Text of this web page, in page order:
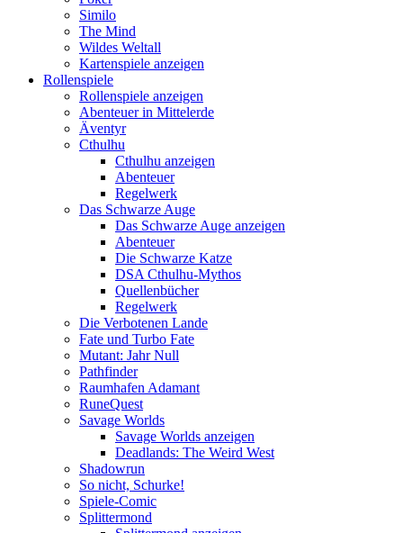
Similo
The Mind
Wildes Weltall
Kartenspiele anzeigen
Rollenspiele
Rollenspiele anzeigen
Abenteuer in Mittelerde
Äventyr
Cthulhu
Cthulhu anzeigen
Abenteuer
Regelwerk
Das Schwarze Auge
Das Schwarze Auge anzeigen
Abenteuer
Die Schwarze Katze
DSA Cthulhu-Mythos
Quellenbücher
Regelwerk
Die Verbotenen Lande
Fate und Turbo Fate
Mutant: Jahr Null
Pathfinder
Raumhafen Adamant
RuneQuest
Savage Worlds
Savage Worlds anzeigen
Deadlands: The Weird West
Shadowrun
So nicht, Schurke!
Spiele-Comic
Splittermond